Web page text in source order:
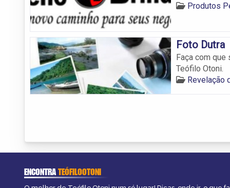
Produtos
Foto Dutra
Faça com que
Teófilo Otoni.
Revelação
ENCONTRATEÓFILOOTONI